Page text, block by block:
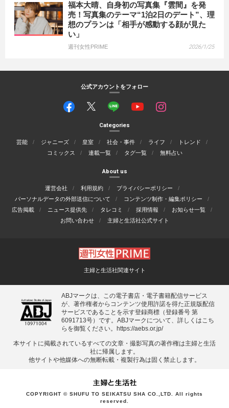
福本大晴、自身初の写真集『雲間』を発
売！写真集のテーマ“1泊2日のデート”、理
想のプランは「相手が感動する顔が見た
い」
週刊女性PRIME 2026/1/25
公式アカウントをフォロー
Categories
芸能 ジャニーズ 皇室 社会・事件 ライフ
トレンド
コミックス
連載一覧 タグ一覧 無料占い
About us
運営会社 利用規約
プライバシーポリシー
パーソナルデータの外部送信について
コンテンツ制作・編集ポリシー
広告掲載
ニュース提供先 タレコミ 採用情報
お知らせ一覧
お問い合わせ
主婦と生活社公式サイト
主婦と生活社関連サイト
ABJマークは、この電子書店・電子書籍配信サービス
が、著作権者からコンテンツ使用許諾を得た正規版配信
サービスであることを示す登録商標（登録番号 第
6091713号）です。ABJマークについて、詳しくはこち
らを御覧ください。
https://aebs.or.jp/
本サイトに掲載されているすべての⽂章・撮影写真の著作権は主婦と⽣活
社に帰属します。
他サイトや他媒体への無断転載・複製⾏為は固く禁⽌します。
COPYRIGHT © SHUFU TO SEIKATSU SHA CO.,LTD. All rights
reserved.